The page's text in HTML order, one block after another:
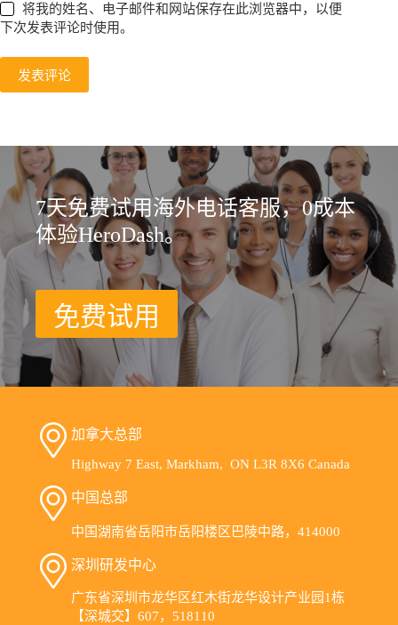
将我的姓名、电子邮件和网站保存在此浏览器中，以便
下次发表评论时使用。
发表评论
7天免费试用海外电话客服，0成本
体验HeroDash。
免费试用
加拿大总部
Highway 7 East, Markham, ON L3R 8X6 Canada
中国总部
中国湖南省岳阳市岳阳楼区巴陵中路，414000
深圳研发中心
广东省深圳市龙华区红木街龙华设计产业园1栋
【深城交】607，518110